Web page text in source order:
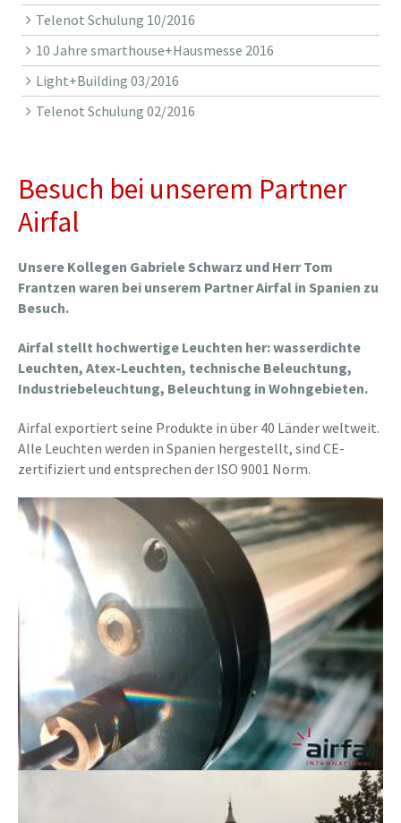
Telenot Schulung 10/2016
10 Jahre smarthouse+Hausmesse 2016
Light+Building 03/2016
Telenot Schulung 02/2016
Besuch bei unserem Partner
Airfal
Unsere Kollegen Gabriele Schwarz und Herr Tom
Frantzen waren bei unserem Partner Airfal in Spanien zu
Besuch.
Airfal stellt hochwertige Leuchten her: wasserdichte
Leuchten, Atex-Leuchten, technische Beleuchtung,
Industriebeleuchtung, Beleuchtung in Wohngebieten.
Airfal exportiert seine Produkte in über 40 Länder weltweit.
Alle Leuchten werden in Spanien hergestellt, sind CE-
zertifiziert und entsprechen der ISO 9001 Norm.